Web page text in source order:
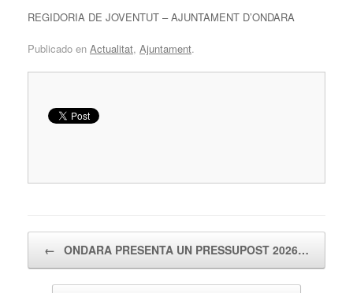
REGIDORIA DE JOVENTUT – AJUNTAMENT D’ONDARA
Publicado en Actualitat, Ajuntament.
← ONDARA PRESENTA UN PRESSUPOST 2026…